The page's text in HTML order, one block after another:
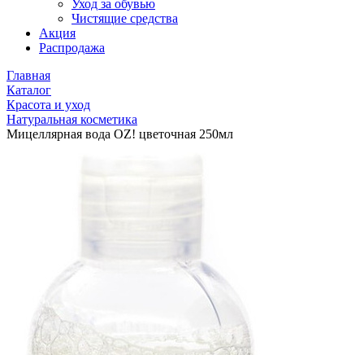
Уход за обувью
Чистящие средства
Акция
Распродажа
Главная
Каталог
Красота и уход
Натуральная косметика
Мицеллярная вода OZ! цветочная 250мл